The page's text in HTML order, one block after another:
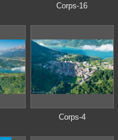
Corps-16
Corps-4